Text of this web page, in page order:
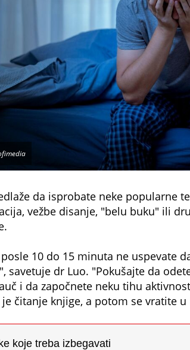
da isprobate neke popularne
vežbe disanje, "belu buku" ili
10 do 15 minuta ne uspevate
savetuje dr Luo. "Pokušajte da
i da započnete neku tihu
čitanje knjige, a potom se vratite
koje treba izbegavati